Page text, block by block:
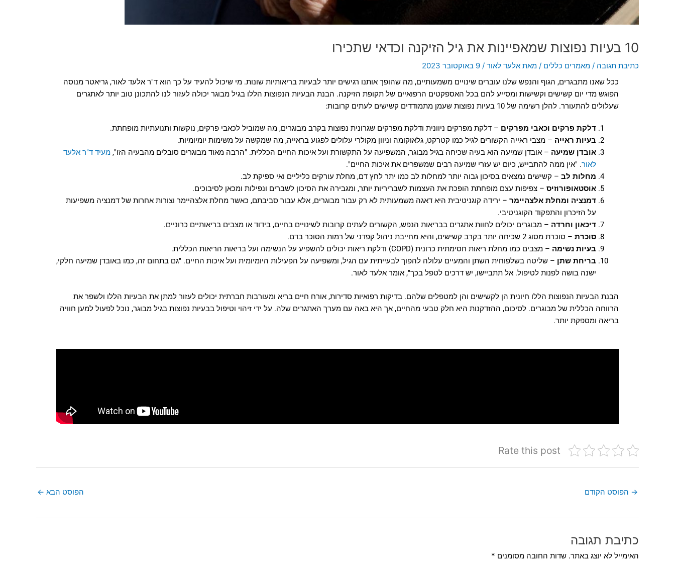
10 בעיות נפוצות שמאפיינות את גיל הזיקנה וכדאי שתכירו
כתיבת תגובה / מאמרים כללים / מאת אלעד לאור / 9 באוקטובר 2023
ככל שאנו מתבגרים, הגוף והנפש שלנו עוברים שינויים משמעותיים, מה שהופך אותנו רגישים יותר לבעיות בריאותיות שונות. מי שיכול להעיד על כך הוא ד"ר אלעד לאור, גריאטר מנוסה
הפוגש מדי יום קשישים וקשישות ומסייע להם בכל האספקטים הרפואיים של תקופת הזיקנה. הבנת הבעיות הנפוצות הללו בגיל מבוגר יכולה לעזור לנו להתכונן טוב יותר לאתגרים
שעלולים להתעורר. להלן רשימה של 10 בעיות נפוצות שעמן מתמודדים קשישים לעתים קרובות:
דלקת פרקים וכאבי מפרקים – דלקת מפרקים ניוונית ודלקת מפרקים שגרונית נפוצות בקרב מבוגרים, מה שמוביל לכאבי פרקים, נוקשות ותנועתיות מופחתת.
בעיות ראייה – מצבי ראייה הקשורים לגיל כמו קטרקט, גלאוקומה וניוון מקולרי עלולים לפגוע בראייה, מה שמקשה על משימות יומיומיות.
אובדן שמיעה – אובדן שמיעה הוא בעיה שכיחה בגיל מבוגר, המשפיעה על התקשורת ועל איכות החיים הכללית. "הרבה מאוד מבוגרים סובלים מהבעיה הזו", מעיד ד"ר אלעד
לאור. "אין ממה להתבייש, כיום יש עזרי שמיעה רבים שמשפרים את איכות החיים".
מחלות לב – קשישים נמצאים בסיכון גבוה יותר למחלות לב כמו יתר לחץ דם, מחלת עורקים כליליים ואי ספיקת לב.
אוסטאופורוזיס – צפיפות עצם מופחתת הופכת את העצמות לשבריריות יותר, ומגבירה את הסיכון לשברים ונפילות ומכאן לסיבוכים.
דמנציה ומחלת אלצהיימר – ירידה קוגניטיבית היא דאגה משמעותית לא רק עבור מבוגרים, אלא עבור סביבתם, כאשר מחלת אלצהיימר וצורות אחרות של דמנציה משפיעות
על הזיכרון והתפקוד הקוגניטיבי.
דיכאון וחרדה – מבוגרים יכולים לחוות אתגרים בבריאות הנפש, הקשורים לעתים קרובות לשינויים בחיים, בידוד או מצבים בריאותיים כרוניים.
סוכרת – סוכרת מסוג 2 שכיחה יותר בקרב קשישים, והיא מחייבת ניהול קפדני של רמות הסוכר בדם.
בעיות נשימה – מצבים כמו מחלת ריאות חסימתית כרונית (COPD) ודלקת ריאות יכולים להשפיע על הנשימה ועל בריאות הריאות הכללית.
בריחת שתן – שליטה בשלפוחית השתן והמעיים עלולה להפוך לבעייתית עם הגיל, ומשפיעה על הפעילות היומיומית ועל איכות החיים. "גם בתחום זה, כמו באובדן שמיעה חלקי,
ישנה בושה לפנות לטיפול. אל תתביישו, יש דרכים לטפל בכך", אומר אלעד לאור.
הבנת הבעיות הנפוצות הללו חיונית הן לקשישים והן למטפלים שלהם. בדיקות רפואיות סדירות, אורח חיים בריא ומעורבות חברתית יכולים לעזור למתן את הבעיות הללו ולשפר את
הרווחה הכללית של מבוגרים. לסיכום, ההזדקנות היא חלק טבעי מהחיים, אך היא באה עם מערך האתגרים שלה. על ידי זיהוי וטיפול בבעיות נפוצות בגיל מבוגר, נוכל לפעול למען חוויה
בריאה ומספקת יותר.
Rate this post
→ הפוסט הקודם הפוסט הבא ←
כתיבת תגובה
האימייל לא יוצג באתר. שדות החובה מסומנים *